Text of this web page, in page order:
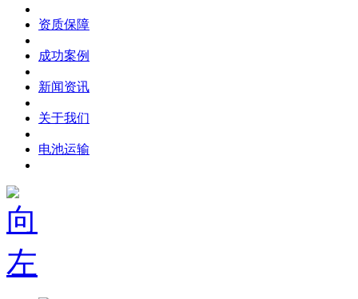
资质保障
成功案例
新闻资讯
关于我们
电池运输